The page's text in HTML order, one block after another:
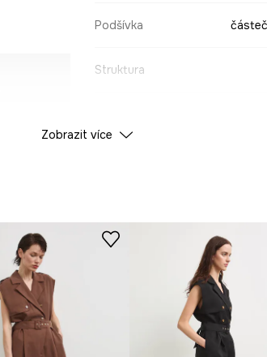
Podšívka
Struktura
ÚDAJE O VÝROBKU
ID produktu
Zobrazit více